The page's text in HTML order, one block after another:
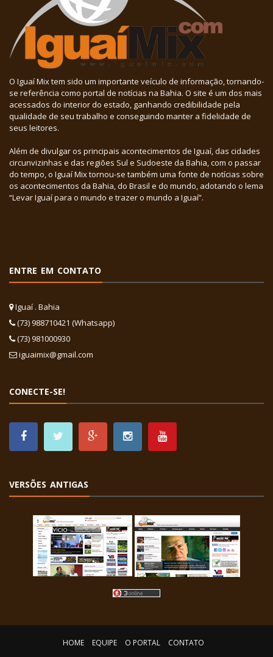
O Iguaí Mix tem sido um importante veículo de informação, tornando-
se referência como portal de notícias na Bahia. O site é um dos mais
acessados do interior do estado, ganhando credibilidade pela
qualidade de seu trabalho e conseguindo manter a fidelidade de
seus leitores.
Além de divulgar os principais acontecimentos de Iguaí, das cidades
circunvizinhas e das regiões Sul e Sudoeste da Bahia, com o passar
do tempo, o Iguaí Mix tornou-se também uma fonte de notícias sobre
os acontecimentos da Bahia, do Brasil e do mundo, adotando o lema
“Levar Iguaí para o mundo e trazer o mundo a Iguaí”.
ENTRE EM CONTATO
Iguaí . Bahia
(73) 988710421 (Whatsapp)
(73) 981000930
iguaimix@gmail.com
CONECTE-SE!
VERSÕES ANTIGAS
HOME EQUIPE O PORTAL CONTATO